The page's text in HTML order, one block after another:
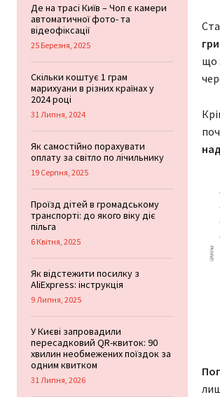
Де на трасі Київ – Чоп є камери
автоматичної фото- та
відеофіксації
25 Березня, 2025
Скільки коштує 1 грам
марихуани в різних країнах у
2024 році
31 Липня, 2024
Як самостійно порахувати
оплату за світло по лічильнику
19 Серпня, 2025
Проїзд дітей в громадському
транспорті: до якого віку діє
пільга
6 Квітня, 2025
Як відстежити посилку з
AliExpress: інструкція
9 Липня, 2025
У Києві запровадили
пересадковий QR-квиток: 90
хвилин необмежених поїздок за
одним квитком
31 Липня, 2026
що